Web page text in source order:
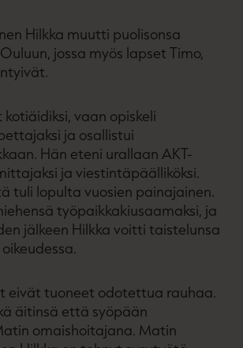
Hilkka muutti puolisonsa
jossa myös lapset Timo,
vaan opiskeli
ja osallistui
Hän eteni urallaan AKT-
ja viestintäpäälliköksi.
tuli lopulta vuosien painajainen.
työpaikkakiusaamaksi, ja
jälkeen Hilkka voitti taistelunsa
eivät tuoneet odotettua rauhaa.
äitinsä että syöpään
omaishoitajana. Matin